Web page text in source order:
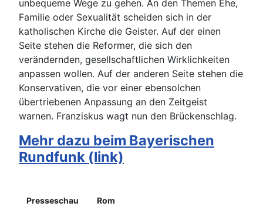
unbequeme Wege zu gehen. An den Themen Ehe,
Familie oder Sexualität scheiden sich in der
katholischen Kirche die Geister. Auf der einen
Seite stehen die Reformer, die sich den
verändernden, gesellschaftlichen Wirklichkeiten
anpassen wollen. Auf der anderen Seite stehen die
Konservativen, die vor einer ebensolchen
übertriebenen Anpassung an den Zeitgeist
warnen. Franziskus wagt nun den Brückenschlag.
Mehr dazu beim Bayerischen
Rundfunk (link)
Presseschau Rom